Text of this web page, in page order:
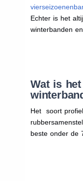
Echter is het
winterbanden
Wat is
Het soort
beste onder de